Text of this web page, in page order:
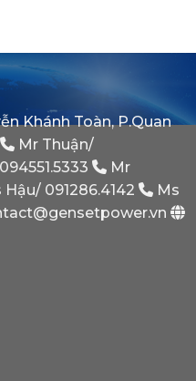
Minh
Tại
Sao
Dự
Phòng
Bắt
Khánh Toàn, P.Quan
Mr Thuận/
094551.5333
Mr
Hậu/ 091286.4142
Ms